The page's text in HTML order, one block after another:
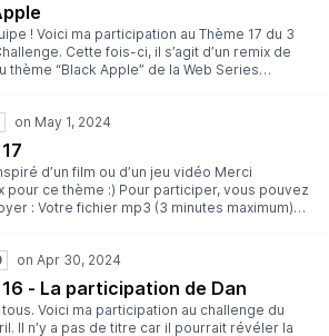
! Voici ma participation au Thème 17 du 3
Cette fois-ci, il s’agit d’un remix de
thème “Black Apple” de la Web Series
l’épisode. Fun fact : Je suis en train de
équipe pour doubler cette web series en
bonne écoute à vous ❤️ Rappel du thème
d’un film ou d’un jeu vidéo
d’un film ou d’un jeu vidéo Merci
pour ce thème :) Pour participer, vous pouvez
: Votre fichier mp3 (3 minutes maximum)
(facultatif) Envoyez le tout à l’adresse suivante
Date limite : 22 Mai
nous : Sur Discord Sur Twitter Sur Mastodon
Des bisous ! Clegot, Yop et Dan
- La participation de Dan
Voici ma participation au challenge du
Il n’y a pas de titre car il pourrait révéler la